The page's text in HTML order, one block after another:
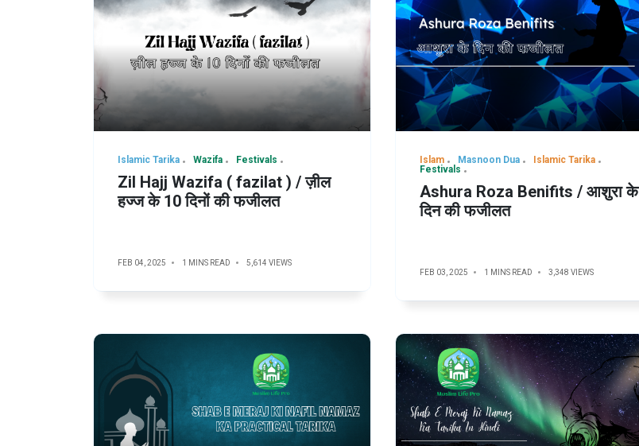
Islamic Tarika Wazifa Festivals
Zil Hajj Wazifa ( fazilat ) / ज़ील
हज्ज के 10 दिनों की फजीलत
FEB 04, 2025 1 MINS READ 5,614 VIEWS
Islam Masnoon Dua
Islamic Tarika
Festivals
Ashura Roza Benifits / आशुरा के
दिन की फजीलत
FEB 03, 2025 1 MINS READ 3,348 VIEWS